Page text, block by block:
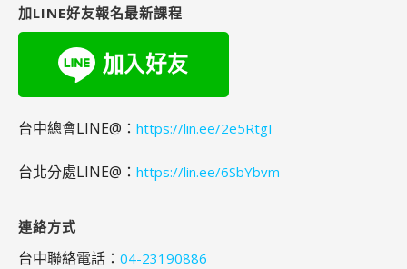
加LINE好友報名最新課程
台中總會LINE@： https://lin.ee/2e5RtgI
台北分處LINE@： https://lin.ee/6SbYbvm
連絡方式
台中聯絡電話： 04-23190886